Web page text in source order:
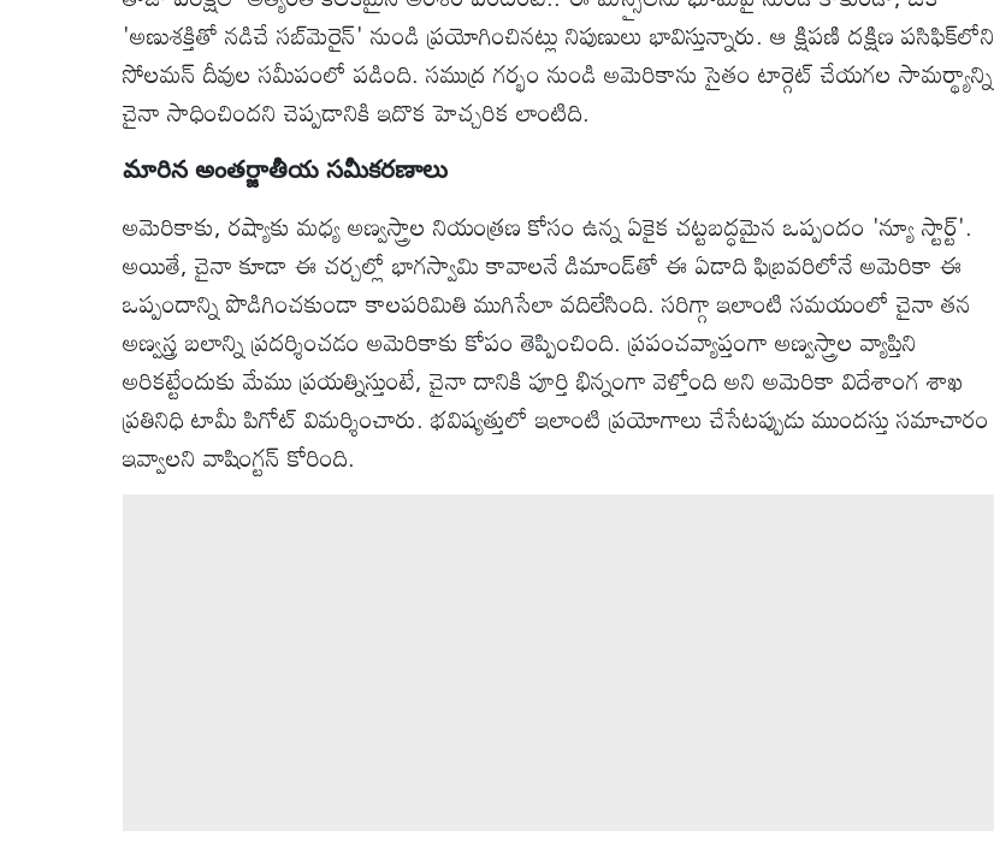
'అణుశక్తితో నడిచే సబ్‌మెరైన్' నుండి ప్రయోగించినట్లు నిపుణులు భావిస్తున్నారు. ఆ క్షిపణి దక్షిణ పసిఫిక్‌లోని
సోలమన్ దీవుల సమీపంలో పడింది. సముద్ర గర్భం నుండి అమెరికాను సైతం టార్గెట్ చేయగల సామర్థ్యాన్ని
చైనా సాధించిందని చెప్పడానికి ఇదొక హెచ్చరిక లాంటిది.
మారిన అంతర్జాతీయ సమీకరణాలు
అమెరికాకు, రష్యాకు మధ్య అణ్వస్త్రాల నియంత్రణ కోసం ఉన్న ఏకైక చట్టబద్ధమైన ఒప్పందం 'న్యూ స్టార్ట్'.
అయితే, చైనా కూడా ఈ చర్చల్లో భాగస్వామి కావాలనే డిమాండ్‌తో ఈ ఏడాది ఫిబ్రవరిలోనే అమెరికా ఈ
ఒప్పందాన్ని పొడిగించకుండా కాలపరిమితి ముగిసేలా వదిలేసింది. సరిగ్గా ఇలాంటి సమయంలో చైనా తన
అణ్వస్త్ర బలాన్ని ప్రదర్శించడం అమెరికాకు కోపం తెప్పించింది. ప్రపంచవ్యాప్తంగా అణ్వస్త్రాల వ్యాప్తిని
అరికట్టేందుకు మేము ప్రయత్నిస్తుంటే, చైనా దానికి పూర్తి భిన్నంగా వెళ్తోంది అని అమెరికా విదేశాంగ శాఖ
ప్రతినిధి టామీ పిగోట్ విమర్శించారు. భవిష్యత్తులో ఇలాంటి ప్రయోగాలు చేసేటప్పుడు ముందస్తు సమాచారం
ఇవ్వాలని వాషింగ్టన్ కోరింది.